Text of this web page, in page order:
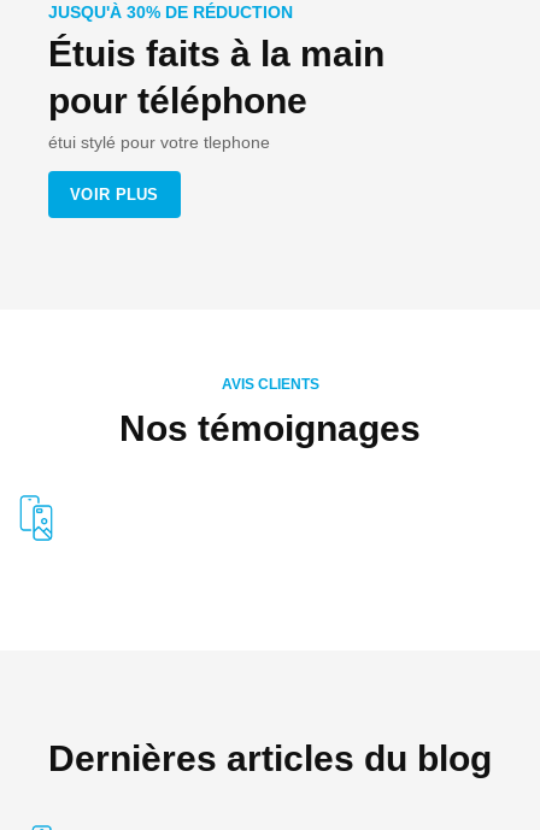
JUSQU'À 30% DE RÉDUCTION
Étuis faits à la main
pour téléphone
étui stylé pour votre tlephone
VOIR PLUS
AVIS CLIENTS
Nos témoignages
Dernières articles du blog